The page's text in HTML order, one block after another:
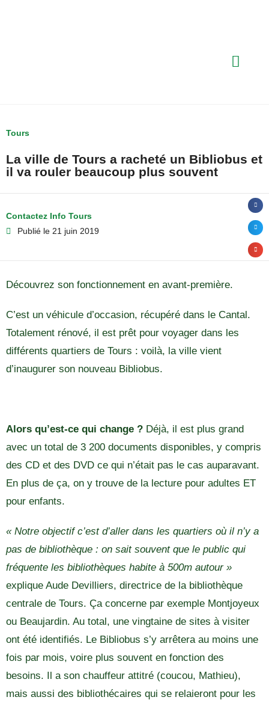
Tours
La ville de Tours a racheté un Bibliobus et
il va rouler beaucoup plus souvent
Contactez Info Tours
Publié le 21 juin 2019
Découvrez son fonctionnement en avant-première.
C’est un véhicule d’occasion, récupéré dans le Cantal.
Totalement rénové, il est prêt pour voyager dans les
différents quartiers de Tours : voilà, la ville vient
d’inaugurer son nouveau Bibliobus.
Alors qu’est-ce qui change ? Déjà, il est plus grand
avec un total de 3 200 documents disponibles, y compris
des CD et des DVD ce qui n’était pas le cas auparavant.
En plus de ça, on y trouve de la lecture pour adultes ET
pour enfants.
« Notre objectif c’est d’aller dans les quartiers où il n’y a
pas de bibliothèque : on sait souvent que le public qui
fréquente les bibliothèques habite à 500m autour »
explique Aude Devilliers, directrice de la bibliothèque
centrale de Tours. Ça concerne par exemple Montjoyeux
ou Beaujardin. Au total, une vingtaine de sites à visiter
ont été identifiés. Le Bibliobus s’y arrêtera au moins une
fois par mois, voire plus souvent en fonction des
besoins. Il a son chauffeur attitré (coucou, Mathieu),
mais aussi des bibliothécaires qui se relaieront pour les